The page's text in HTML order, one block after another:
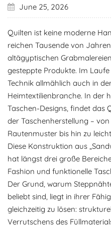
June 25, 2026
Quilten ist keine moderne
reichen Tausende von
altägyptischen
gesteppte Produkte. Im
Technik allmählich auch in
Heimtextilienbranche. In der
Taschen-Designs, findet das
der Taschenherstellung –
Rautenmuster bis hin zu
Diese Konstruktion aus
hat längst drei große
Fashion und funktionelle
Der Grund, warum
beliebt sind, liegt in ihrer
gleichzeitig zu lösen:
Verrutschens des